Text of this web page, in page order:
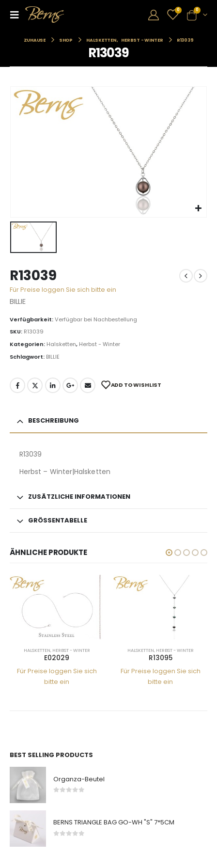
0 0
ZUHAUSE SHOP HALSKETTEN, HERBST - WINTER R13039
R13039
R13039
Für Preise loggen Sie sich bitte ein
BILLIE
Verfügbarkeit:Verfügbar bei Nachbestellung
SKU: R13039
Kategorien: Halsketten, Herbst - Winter
Schlagwort: BILLIE
ADD TO WISHLIST
BESCHREIBUNG
R13039
Herbst – Winter|Halsketten
ZUSÄTZLICHE INFORMATIONEN
GRÖSSENTABELLE
ÄHNLICHE PRODUKTE
HALSKETTEN, HERBST - WINTER
E02029
Für Preise loggen Sie sich
bitte ein
HALSKETTEN, HERBST - WINTER
R13095
Für Preise loggen Sie sich
bitte ein
BEST SELLING PRODUCTS
Organza-Beutel
BERNS TRIANGLE BAG GO-WH "S" 7*5CM